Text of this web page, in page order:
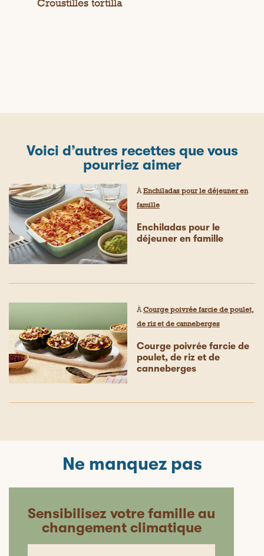
Croustilles tortilla
Voici d’autres recettes que vous
pourriez aimer
ÀEnchiladas pour le déjeuner en
famille
Enchiladas pour le
déjeuner en famille
ÀCourge poivrée farcie de poulet,
de riz et de canneberges
Courge poivrée farcie de
poulet, de riz et de
canneberges
Ne manquez pas
Sensibilisez votre famille au
changement climatique